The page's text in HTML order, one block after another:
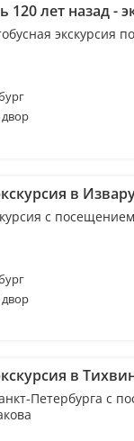
лет назад -
в
с
в
Петербурга с